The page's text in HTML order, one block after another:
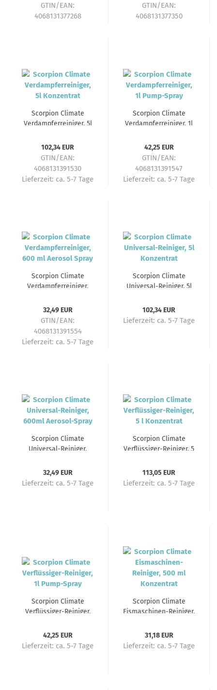
GTIN/EAN:
4068131377268
GTIN/EAN:
4068131377350
Scorpion Climate
Verdampferreiniger, 5l
102,34 EUR
GTIN/EAN:
4068131391530
Lieferzeit: ca. 5-7 Tage
Scorpion Climate
Verdampferreiniger, 1l
42,25 EUR
GTIN/EAN:
4068131391547
Lieferzeit: ca. 5-7 Tage
Scorpion Climate
Verdampferreiniger,
32,49 EUR
GTIN/EAN:
4068131391554
Lieferzeit: ca. 5-7 Tage
Scorpion Climate
Universal-Reiniger, 5l
102,34 EUR
Lieferzeit: ca. 5-7 Tage
Scorpion Climate
Universal-Reiniger,
32,49 EUR
Lieferzeit: ca. 5-7 Tage
Scorpion Climate
Verflüssiger-Reiniger, 5
113,05 EUR
Lieferzeit: ca. 5-7 Tage
Scorpion Climate
Verflüssiger-Reiniger,
42,25 EUR
Lieferzeit: ca. 5-7 Tage
Scorpion Climate
Eismaschinen-Reiniger,
31,18 EUR
Lieferzeit: ca. 5-7 Tage